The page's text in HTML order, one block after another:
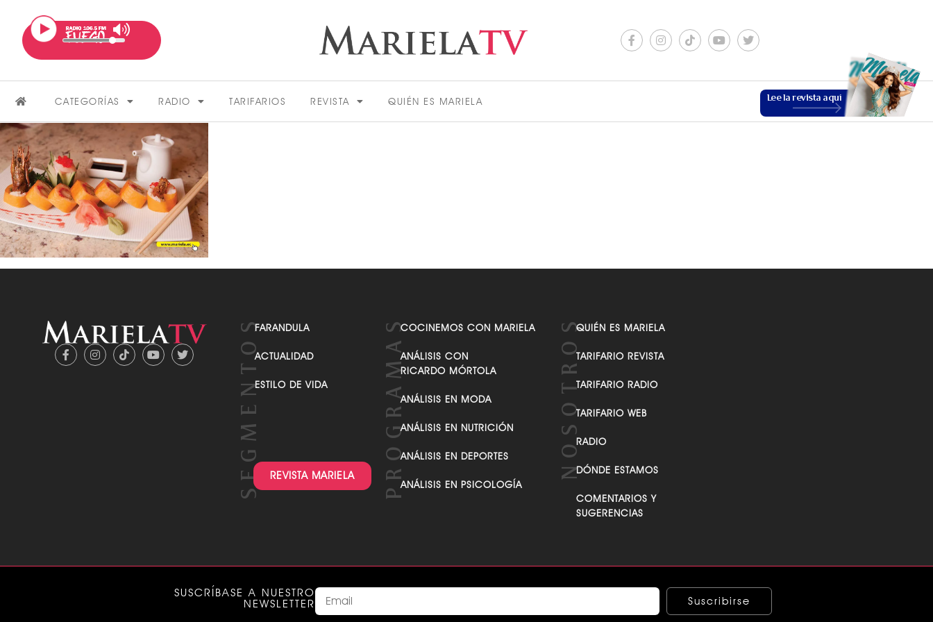
CATEGORÍAS RADIO TARIFARIOS REVISTA QUIÉN ES MARIELA Lee la revista aquí
FARÁNDULA
VER TODAS LAS CATEGORÍAS
FARANDULA
ACTUALIDAD
ESTILO DE VIDA
REVISTA MARIELA
COCINEMOS CON MARIELA
ANÁLISIS CON
RICARDO MÓRTOLA
ANÁLISIS EN MODA
ANÁLISIS EN NUTRICIÓN
ANÁLISIS EN DEPORTES
ANÁLISIS EN PSICOLOGÍA
QUIÉN ES MARIELA
TARIFARIO REVISTA
TARIFARIO RADIO
TARIFARIO WEB
RADIO
DÓNDE ESTAMOS
COMENTARIOS Y
SUGERENCIAS
SUSCRÍBASE A NUESTRO
NEWSLETTER
Suscribirse